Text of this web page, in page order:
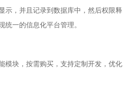
示，并且记录到数据库中，然后权限释
一的信息化平台管理。
模块，按需购买，支持定制开发，优化